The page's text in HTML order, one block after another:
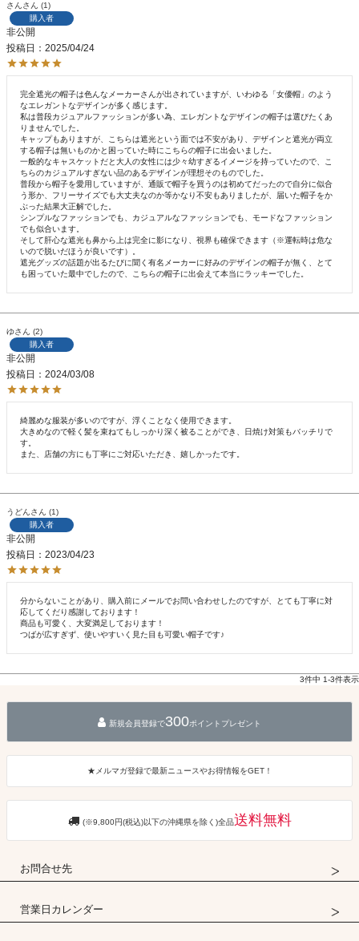
さん
1
購入者
非公開
投稿日
2025/04/24
完全遮光の帽子は色んなメーカーさんが出されていますが、いわゆる「女優帽」のよう
なエレガントなデザインが多く感じます。
私は普段カジュアルファッションが多い為、エレガントなデザインの帽子は選びたくあ
りませんでした。
キャップもありますが、こちらは遮光という面では不安があり、デザインと遮光が両立
する帽子は無いものかと困っていた時にこちらの帽子に出会いました。
一般的なキャスケットだと大人の女性には少々幼すぎるイメージを持っていたので、こ
ちらのカジュアルすぎない品のあるデザインが理想そのものでした。
普段から帽子を愛用していますが、通販で帽子を買うのは初めてだったので自分に似合
う形か、フリーサイズでも大丈夫なのか等かなり不安もありましたが、届いた帽子をか
ぶった結果大正解でした。
シンプルなファッションでも、カジュアルなファッションでも、モードなファッション
でも似合います。
そして肝心な遮光も鼻から上は完全に影になり、視界も確保できます（※運転時は危な
いので脱いだほうが良いです）。
遮光グッズの話題が出るたびに聞く有名メーカーに好みのデザインの帽子が無く、とて
ゆ
2
購入者
非公開
投稿日
2024/03/08
綺麗めな服装が多いのですが、浮くことなく使用できます。
大きめなので軽く髪を束ねてもしっかり深く被ることができ、日焼け対策もバッチリで
す。
また、店舗の方にも丁寧にご対応いただき、嬉しかったです。
うどん
1
購入者
非公開
投稿日
2023/04/23
分からないことがあり、購入前にメールでお問い合わせしたのですが、とても丁寧に対
応してくだり感謝しております！
商品も可愛く、大変満足しております！
つばが広すぎず、使いやすいく見た目も可愛い帽子です♪
3件中 1-3件表示
新規会員登録で300ポイントプレゼント
★メルマガ登録で最新ニュースやお得情報をGET！
(※9,800円(税込)以下の沖縄県を除く)全品送料無料
お問合せ先
営業日カレンダー